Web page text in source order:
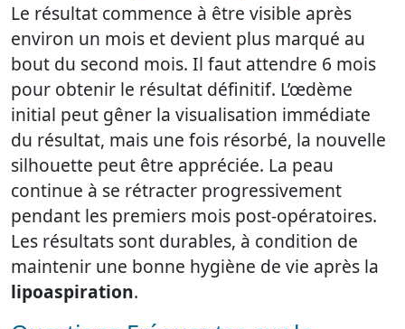
Le résultat commence à être visible après
environ un mois et devient plus marqué au
bout du second mois. Il faut attendre 6 mois
pour obtenir le résultat définitif. L’œdème
initial peut gêner la visualisation immédiate
du résultat, mais une fois résorbé, la nouvelle
silhouette peut être appréciée. La peau
continue à se rétracter progressivement
pendant les premiers mois post-opératoires.
Les résultats sont durables, à condition de
maintenir une bonne hygiène de vie après la
lipoaspiration.